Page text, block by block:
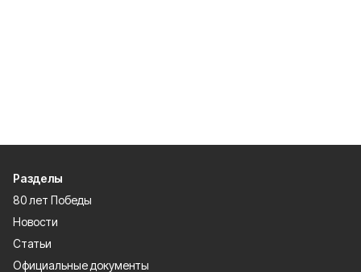
Разделы
80 лет Победы
Новости
Статьи
Официальные документы